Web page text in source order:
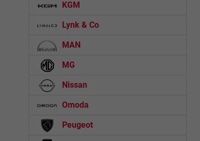
KGM
Lynk & Co
MAN
MG
Nissan
Omoda
Peugeot